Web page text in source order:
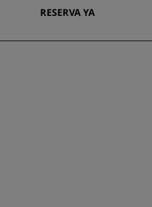
RESERVA YA